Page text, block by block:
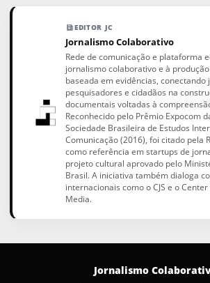
EDITOR JC
Jornalismo Colaborativo
Rede de comunicação e plataforma
jornalismo colaborativo e à
baseada em evidências, conectando
pesquisadores e cidadãos na
documentais voltadas à
Reconhecido pelo Prêmio Expocom
Sociedade Brasileira de Estudos
Comunicação (2016), foi citado pela
como referência em startups de
projeto cultural aprovado pelo
Brasil. A iniciativa também dialoga
internacionais como o CJS e o
Media.
Jornalismo